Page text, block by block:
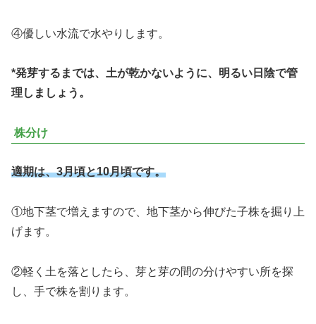
④優しい水流で水やりします。
*発芽するまでは、 土が乾かないように、 明るい日陰で管
理しましょう。
株分け
適期は、3月頃と10月頃です。
①地下茎で増えますので、地下茎から伸びた子株を掘り上
げます。
②軽く土を落としたら、芽と芽の間の分けやすい所を探
し、手で株を割ります。